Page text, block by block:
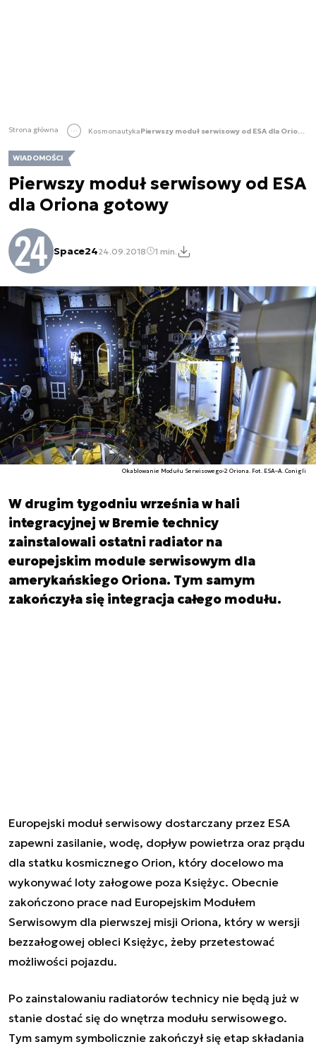
Strona główna Kosmonautyka Pierwszy moduł serwisowy od ESA dla Oriona gotowy
WIADOMOŚCI
Pierwszy moduł serwisowy od ESA
dla Oriona gotowy
Space2424.09.2018 1 min.
Okablowanie Modułu Serwisowego-2 Oriona. Fot. ESA–A. Conigli
W drugim tygodniu września w hali
integracyjnej w Bremie technicy
zainstalowali ostatni radiator na
europejskim module serwisowym dla
amerykańskiego Oriona. Tym samym
zakończyła się integracja całego modułu.
Europejski moduł serwisowy dostarczany przez ESA
zapewni zasilanie, wodę, dopływ powietrza oraz prądu
dla statku kosmicznego Orion, który docelowo ma
wykonywać loty załogowe poza Księżyc. Obecnie
zakończono prace nad Europejskim Modułem
Serwisowym dla pierwszej misji Oriona, który w wersji
bezzałogowej obleci Księżyc, żeby przetestować
możliwości pojazdu.
Po zainstalowaniu radiatorów technicy nie będą już w
stanie dostać się do wnętrza modułu serwisowego.
Tym samym symbolicznie zakończył się etap składania